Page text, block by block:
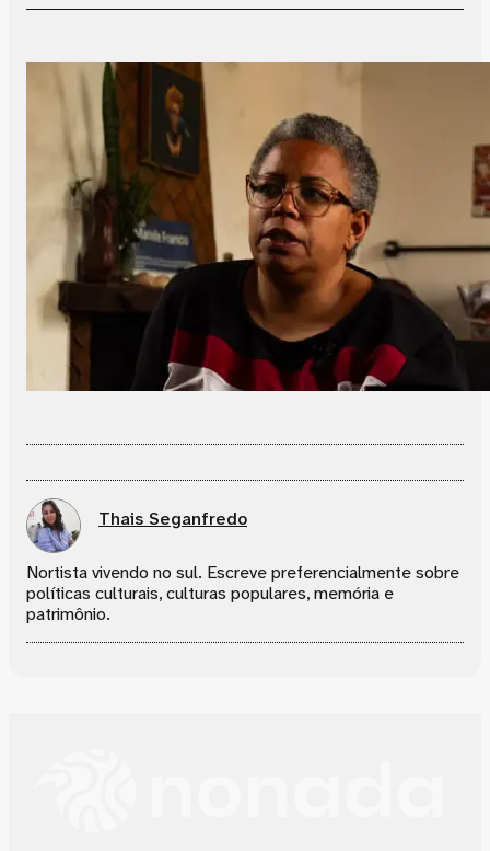
Thais Seganfredo
Nortista vivendo no sul. Escreve preferencialmente sobre
políticas culturais, culturas populares, memória e
patrimônio.